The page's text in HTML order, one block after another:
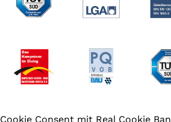
Cookie Consent mit Real Cookie